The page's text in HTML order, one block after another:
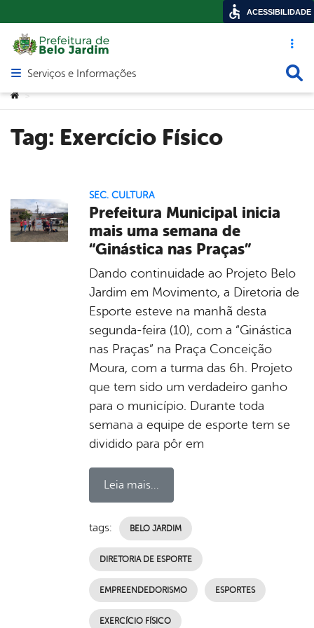
Acesso
Abrir menu principal de navegação
Serviços e Informações
Você está aqui:
>
Tag: Exercício Físico
SEC. CULTURA
Prefeitura Municipal inicia
mais uma semana de
“Ginástica nas Praças”
Dando continuidade ao Projeto Belo
Jardim em Movimento, a Diretoria de
Esporte esteve na manhã desta
segunda-feira (10), com a “Ginástica
nas Praças” na Praça Conceição
Moura, com a turma das 6h. Projeto
que tem sido um verdadeiro ganho
para o município. Durante toda
semana a equipe de esporte tem se
dividido para pôr em
Leia mais...
tags: BELO JARDIM
DIRETORIA DE ESPORTE
EMPREENDEDORISMO ESPORTES
EXERCÍCIO FÍSICO
ACESSIBILIDADE